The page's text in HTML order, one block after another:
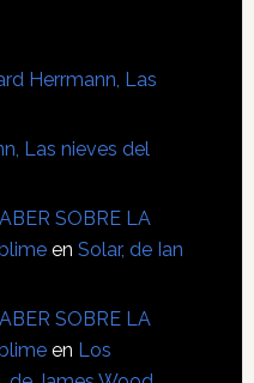
Herrmann, Las
Las nieves del
SOBRE LA
en Solar, de Ian
SOBRE LA
en Los